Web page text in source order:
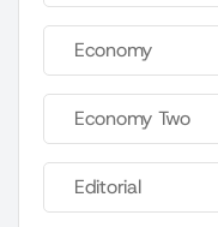
Economy
Economy Two
Editorial